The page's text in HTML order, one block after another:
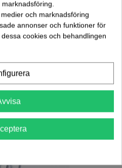
kr (exkl. moms)
I Varukorgen
och marknadsföring
annonser och funktioner för
cookies och behandlingen